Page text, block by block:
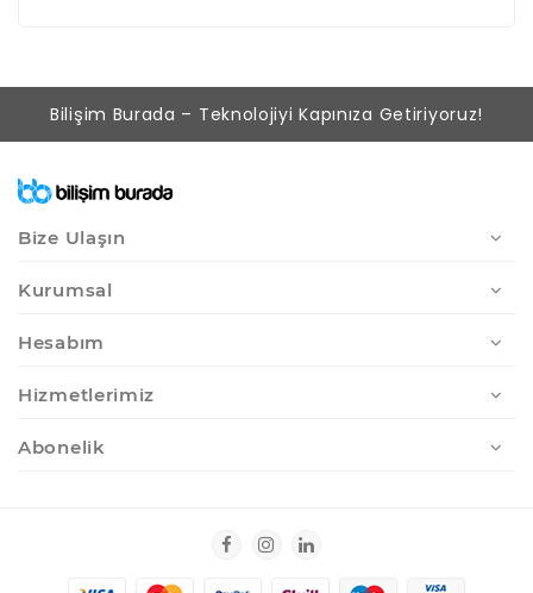
Bilişim Burada – Teknolojiyi Kapınıza Getiriyoruz!
Bize Ulaşın
Kurumsal
Hesabım
Hizmetlerimiz
Abonelik